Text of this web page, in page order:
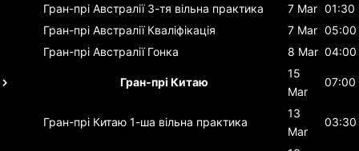
Гран-прі Австралії 3-тя вільна практика 7 Mar 01:30
Гран-прі Австралії Кваліфікація 7 Mar 05:00
Гран-прі Австралії Гонка 8 Mar 04:00
Гран-прі Китаю
15
Mar
07:00
Гран-прі Китаю 1-ша вільна практика
13
Mar
03:30